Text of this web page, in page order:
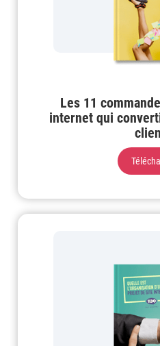
Les 11
internet qui